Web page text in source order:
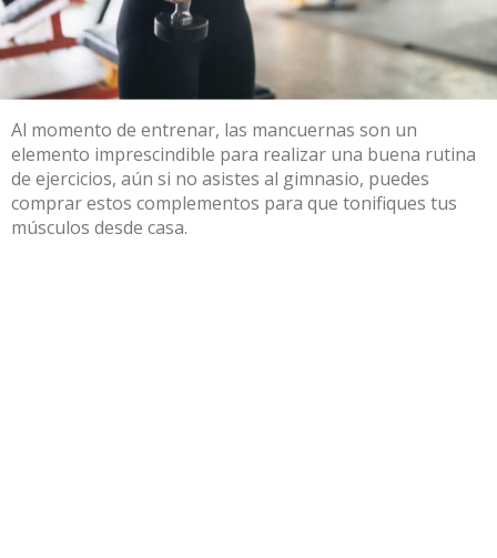
Al momento de entrenar, las mancuernas son un
elemento imprescindible para realizar una buena rutina
de ejercicios, aún si no asistes al gimnasio, puedes
comprar estos complementos para que tonifiques tus
músculos desde casa.